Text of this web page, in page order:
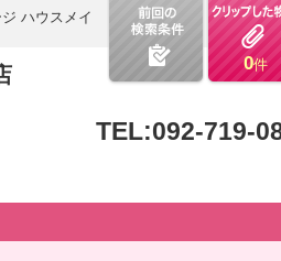
0件
ハウスメイ
TEL:092-719-